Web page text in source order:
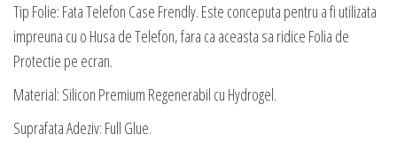
Tip Folie: Fata Telefon Case Frendly. Este conceputa pentru a fi utilizata
impreuna cu o Husa de Telefon, fara ca aceasta sa ridice Folia de
Protectie pe ecran.
Material: Silicon Premium Regenerabil cu Hydrogel.
Suprafata Adeziv: Full Glue.